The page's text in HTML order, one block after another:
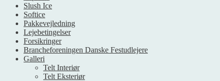
Slush Ice
Softice
Pakkevejledning
Lejebetingelser
Forsikringer
Brancheforeningen Danske Festudlejere
Galleri
Telt Interiør
Telt Eksteriør